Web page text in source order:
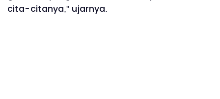
cita-citanya," ujarnya.